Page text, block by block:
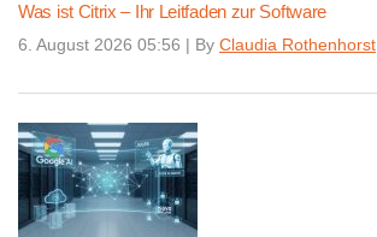
Was ist Citrix – Ihr Leitfaden zur Software
6. August 2026 05:56 | By Claudia Rothenhorst